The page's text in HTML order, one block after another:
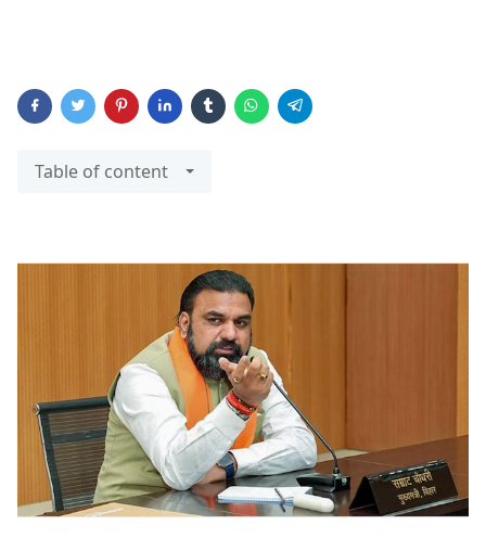
Table of content